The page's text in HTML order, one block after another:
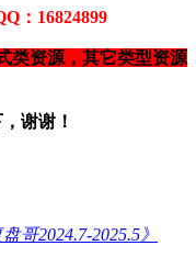
：16824899
类资源，其它类型资源
谢谢！